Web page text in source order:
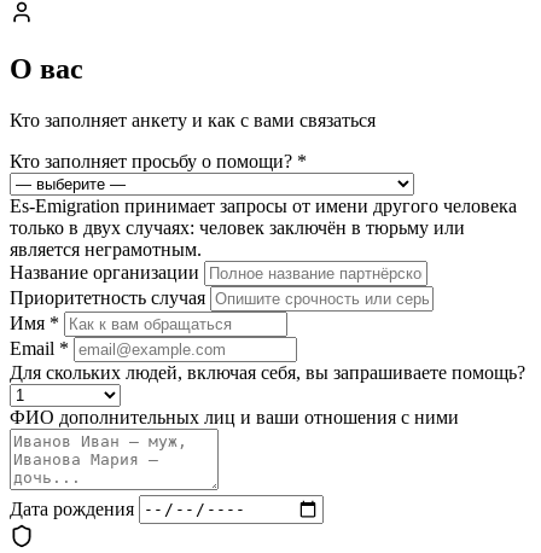
О вас
Кто заполняет анкету и как с вами связаться
Кто заполняет просьбу о помощи? *
Es-Emigration принимает запросы от имени другого человека
только в двух случаях: человек заключён в тюрьму или
является неграмотным.
Название организации
Приоритетность случая
Имя *
Email *
Для скольких людей, включая себя, вы запрашиваете помощь?
ФИО дополнительных лиц и ваши отношения с ними
Дата рождения